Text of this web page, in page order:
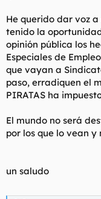
He querido dar voz
tenido la
opinión pública los
Especiales de
que vayan a
paso, erradiquen el
PIRATAS ha
El mundo no será
por los que lo vean
un saludo